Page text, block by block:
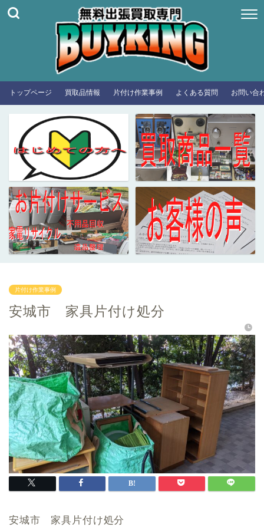
トップページ 買取品情報 片付け作業事例 よくある質問 お問い合
片付け作業事例
安城市 家具片付け処分
安城市 家具片付け処分